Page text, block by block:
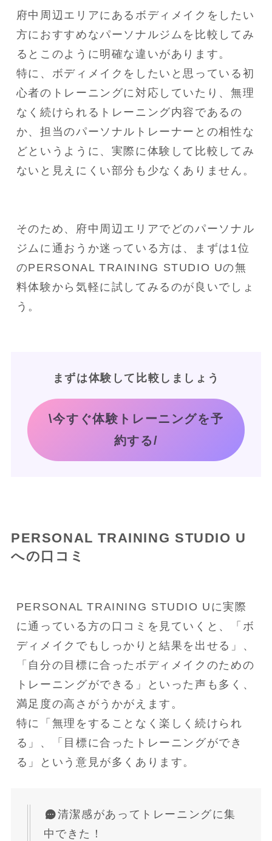
府中周辺エリアにあるボディメイクをしたい
方におすすめなパーソナルジムを比較してみ
るとこのように明確な違いがあります。
特に、ボディメイクをしたいと思っている初
心者のトレーニングに対応していたり、無理
なく続けられるトレーニング内容であるの
か、担当のパーソナルトレーナーとの相性な
どというように、実際に体験して比較してみ
ないと見えにくい部分も少なくありません。
そのため、府中周辺エリアでどのパーソナル
ジムに通おうか迷っている方は、まずは1位
のPERSONAL TRAINING STUDIO Uの無
料体験から気軽に試してみるのが良いでしょ
う。
まずは体験して比較しましょう
\今すぐ体験トレーニングを予
約する/
PERSONAL TRAINING STUDIO U
への口コミ
PERSONAL TRAINING STUDIO Uに実際
に通っている方の口コミを見ていくと、「ボ
ディメイクでもしっかりと結果を出せる」、
「自分の目標に合ったボディメイクのための
トレーニングができる」といった声も多く、
満足度の高さがうかがえます。
特に「無理をすることなく楽しく続けられ
る」、「目標に合ったトレーニングができ
る」という意見が多くあります。
清潔感があってトレーニングに集
中できた！